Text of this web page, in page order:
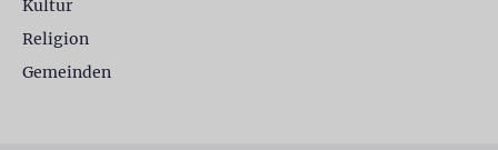
Kultur
Religion
Gemeinden